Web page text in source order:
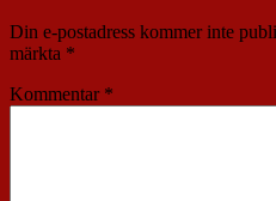
Din e-postadress kommer inte
märkta *
Kommentar *